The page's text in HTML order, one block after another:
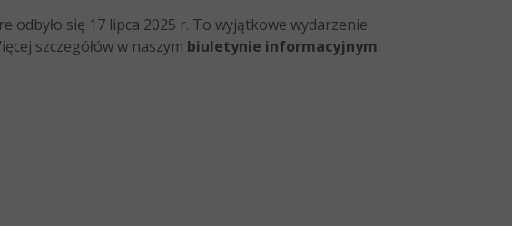
odbyło się 17 lipca 2025 r. To wyjątkowe wydarzenie
szczegółów w naszym biuletynie informacyjnym.